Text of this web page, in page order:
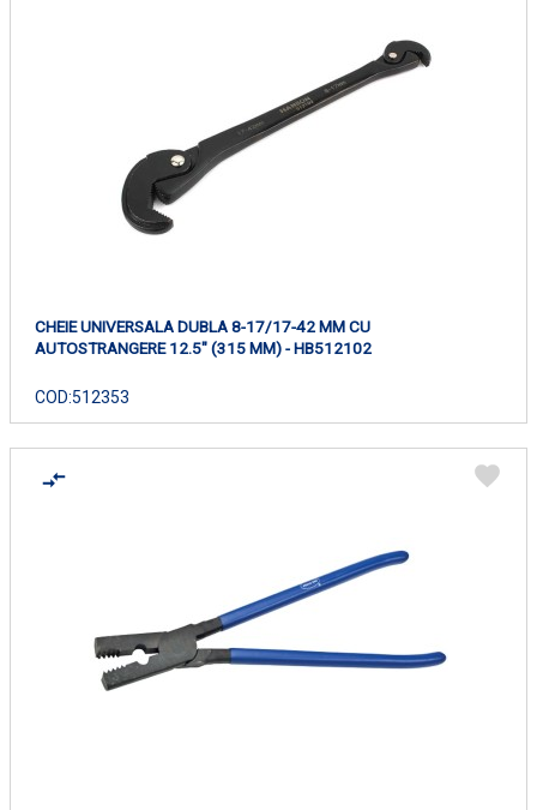
CHEIE UNIVERSALA DUBLA 8-17/17-42 MM CU
AUTOSTRANGERE 12.5" (315 MM) - HB512102
COD:512353